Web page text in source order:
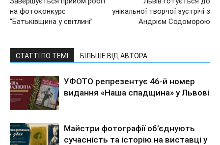
на фотоконкурс
“Батьківщина у світлині”
унікальної творчої зустрічі з
Андрієм Содоморою
СТАТТІ ПО ТЕМІ БІЛЬШЕ ВІД АВТОРА
УФОТО репрезентує 46-й номер
видання «Наша спадщина» у Львові
Майстри фотографії об’єднують
сучасність та історію на виставці у